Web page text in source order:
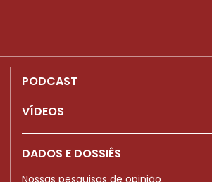
PODCAST
VÍDEOS
DADOS E DOSSIÊS